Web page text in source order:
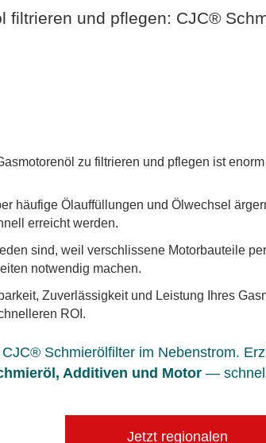
filtrieren und pflegen: CJC®
zu filtrieren und pflegen ist
häufige Ölauffüllungen und Ölwechsel
erreicht werden.
sind, weil verschlissene Motorbauteile
notwendig machen.
Zuverlässigkeit und Leistung Ihres
ROI.
Schmierölfilter im Nebenstrom.
Additiven und Motor —
Jetzt regionalen